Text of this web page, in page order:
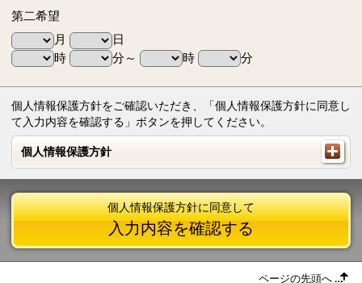
第二希望
月
日
時
分～ 時 分
個人情報保護方針をご確認いただき、「個人情報保護方針に同意し
て入力内容を確認する」ボタンを押してください。
個人情報保護方針
個人情報保護方針
個人情報保護方針に同意して
入力内容を確認する
ページの先頭へ